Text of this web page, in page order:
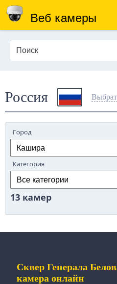
Веб камеры
Россия
Город
Категория
13 камер
Сквер Генерала
камера онлайн